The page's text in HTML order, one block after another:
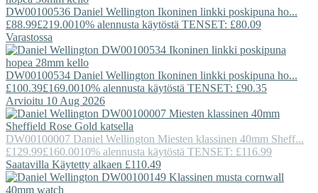
DW00100536 Daniel Wellington Ikoninen linkki poskipuna ho...
£88.99£219.0010% alennusta käytöstä TENSET: £80.09
Varastossa
DW00100534 Daniel Wellington Ikoninen linkki poskipuna ho...
£100.39£169.0010% alennusta käytöstä TENSET: £90.35
Arvioitu 10 Aug 2026
DW00100007 Daniel Wellington Miesten klassinen 40mm Sheff...
£129.99£160.0010% alennusta käytöstä TENSET: £116.99
Saatavilla Käytetty alkaen £110.49